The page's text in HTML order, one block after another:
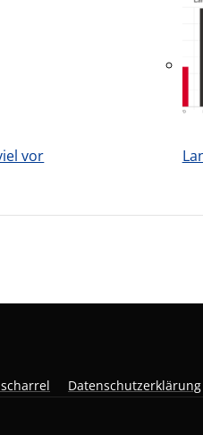
vor
Datenschutzerklärung